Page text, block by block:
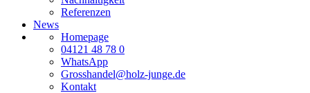
Referenzen
News
Homepage
04121 48 78 0
WhatsApp
Grosshandel@holz-junge.de
Kontakt